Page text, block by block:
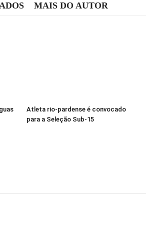
MAIS DO AUTOR
Atleta rio-pardense é convocado
para a Seleção Sub-15